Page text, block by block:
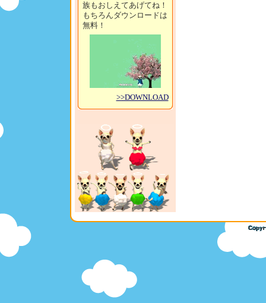
族もおしえてあげてね！
もちろんダウンロードは
無料！
>>DOWNLOAD